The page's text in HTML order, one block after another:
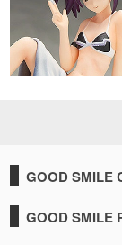
GOOD SMILE
GOOD SMILE